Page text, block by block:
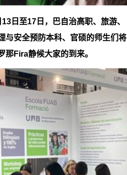
13 日至17 日，巴自治高职、旅游、
与安全预防本科、官硕的师生们将
那Fira静候大家的到来。